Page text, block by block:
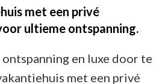
met een privé
ultieme ontspanning.
en luxe door te
met een privé